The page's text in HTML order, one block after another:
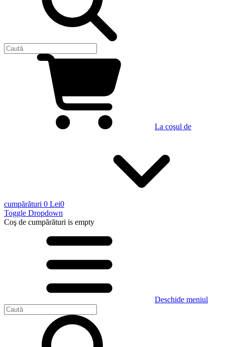
La coşul de
cumpărături 0 Lei0
Toggle Dropdown
Coş de cumpărături is empty
Deschide meniul